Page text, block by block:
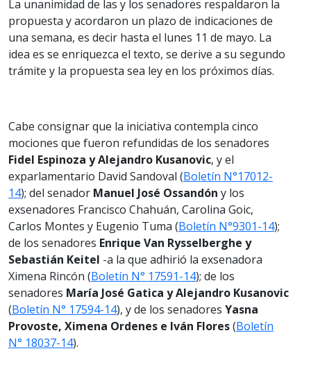
La unanimidad de las y los senadores respaldaron la
propuesta y acordaron un plazo de indicaciones de
una semana, es decir hasta el lunes 11 de mayo. La
idea es se enriquezca el texto, se derive a su segundo
trámite y la propuesta sea ley en los próximos días.
Cabe consignar que la iniciativa contempla cinco
mociones que fueron refundidas de los senadores
Fidel Espinoza y Alejandro Kusanovic, y el
exparlamentario David Sandoval (Boletín N°17012-
14); del senador Manuel José Ossandón y los
exsenadores Francisco Chahuán, Carolina Goic,
Carlos Montes y Eugenio Tuma (Boletín N°9301-14);
de los senadores Enrique Van Rysselberghe y
Sebastián Keitel -a la que adhirió la exsenadora
Ximena Rincón (Boletín N° 17591-14); de los
senadores María José Gatica y Alejandro Kusanovic
(Boletín N° 17594-14), y de los senadores Yasna
Provoste, Ximena Ordenes e Iván Flores(Boletín
N° 18037-14).